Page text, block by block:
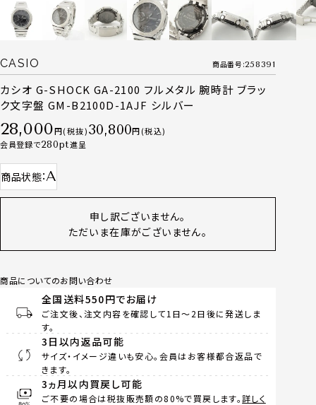
CASIO 商品番号 258391
カシオ G-SHOCK GA-2100 フルメタル 腕時計 ブラッ
ク文字盤 GM-B2100D-1AJF シルバー
28,000 税抜 30,800
税込
会員登録で280 進呈
商品状態 A
申し訳ございません。
ただいま在庫がございません。
商品についてのお問い合わせ
全国送料550円でお届け
ご注文後、注文内容を確認して1日～2日後に発送しま
す。
3日以内返品可能
サイズ・イメージ違いも安心。会員はお客様都合返品で
きます。
3ヵ月以内買戻し可能
ご不要の場合は税抜販売額の80%で買戻します。詳しく